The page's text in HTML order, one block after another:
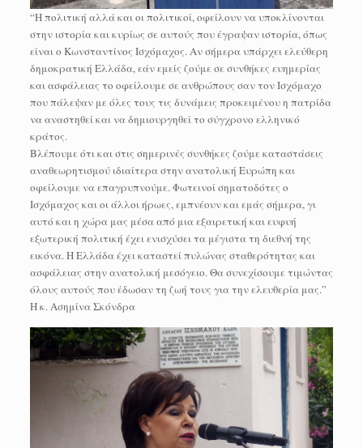
“Η πολιτική αλλά και οι πολιτικοί, οφείλουν να υποκλίνονται
στην ιστορία και κυρίως σε αυτούς που έγραψαν ιστορία, όπως
είναι ο Κωνσταντίνος Ισχόμαχος. Αν σήμερα υπάρχει ελεύθερη
δημοκρατική Ελλάδα, εάν εμείς ζούμε σε συνθήκες ευημερίας
και ασφάλειας το οφείλουμε σε ανθρώπους σαν τον Ισχόμαχο
που πάλεψαν με όλες τους τις δυνάμεις προκειμένου η πατρίδα
να αναστηθεί και να δημιουργηθεί το σύγχρονο ελληνικό
κράτος.
Βλέπουμε ότι και στις σημερινές συνθήκες ζούμε καταστάσεις
αναθεωρητισμού ιδιαίτερα στην ανατολική Ευρώπη και
οφείλουμε να επαγρυπνούμε. Φωτεινοί σηματοδότες ο
Ισχόμαχος και οι άλλοι ήρωες, εμπνέουν και εμάς σήμερα, γι
αυτό και η χώρα μας μέσα από μια εξαιρετική και ευφυή
εξωτερική πολιτική έχει ενισχύσει τα μέγιστα τη διεθνή της
εικόνα. Η Ελλάδα έχει καταστεί πυλώνας σταθερότητας και
ασφάλειας στην ανατολική μεσόγειο. Θα συνεχίσουμε τιμώντας
όλους αυτούς που έδωσαν τη ζωή τους για την ελευθερία μας.”
Η κ. Ασημίνα Σκόνδρα